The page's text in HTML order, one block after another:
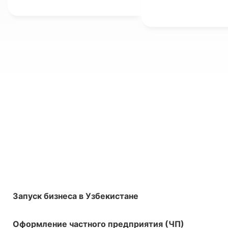
Запуск бизнеса в Узбекистане
Оформление частного предприятия (ЧП)